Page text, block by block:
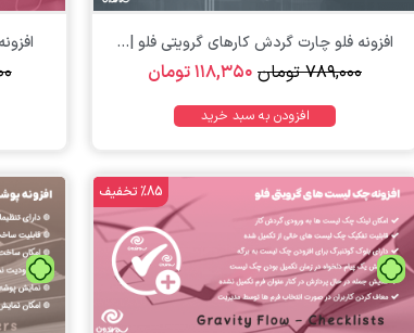
افزونه فلو چارت گردش کارهای گرویتی فلو |...
۷۸۹,۰۰۰ تومان ۱۱۸,۳۵۰تومان
افزودن به سبد خرید
تومان
%85 تخفیف